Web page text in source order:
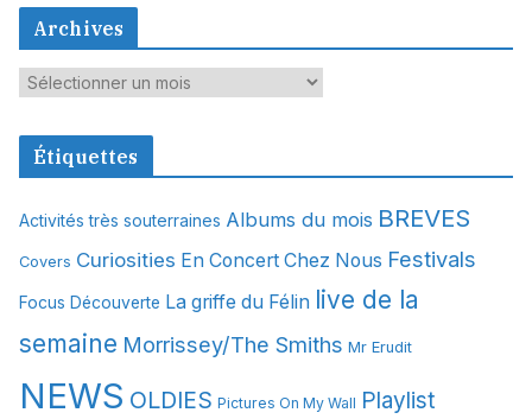
Archives
A
c
v
e
Étiquettes
Activités très souterraines Albums du mois BREVES
Covers Curiosities En Concert Chez Nous Festivals
Focus Découverte La griffe du Félin live de la
semaine Morrissey/The Smiths Mr Erudit
NEWS OLDIES Pictures On My Wall Playlist